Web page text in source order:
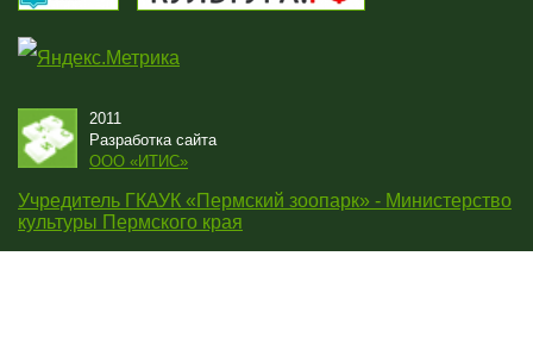
2011
Разработка сайта
OOO «ИТИС»
Учредитель ГКАУК «Пермский зоопарк» - Министерство
культуры Пермского края